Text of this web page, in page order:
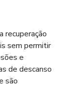
recuperação
sem permitir
e
de descanso
são